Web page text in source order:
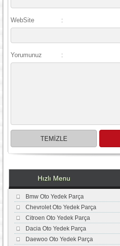
WebSite :
Yorumunuz :
Hızlı Menu
Bmw Oto Yedek Parça
Chevrolet Oto Yedek Parça
Citroen Oto Yedek Parça
Dacia Oto Yedek Parça
Daewoo Oto Yedek Parça